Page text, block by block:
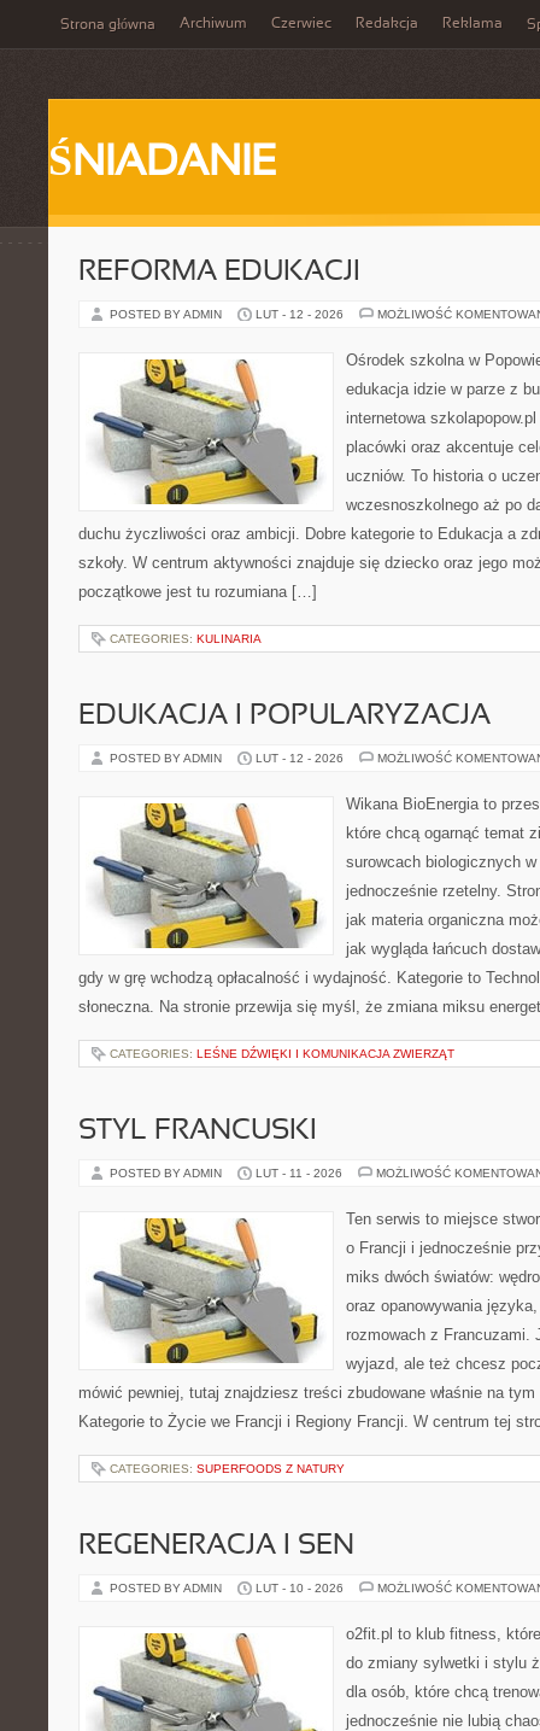
Strona główna Archiwum Czerwiec Redakcja Reklama
ŚNIADANIE
REFORMA EDUKACJI
POSTED BY ADMIN LUT - 12 - 2026 MOŻLIWOŚĆ
Ośrodek szkolna w
edukacja idzie w parze z
internetowa
placówki oraz akcentuje
uczniów. To historia o
wczesnoszkolnego aż po
duchu życzliwości oraz ambicji. Dobre kategorie to Edukacja a
szkoły. W centrum aktywności znajduje się dziecko oraz jego
początkowe jest tu rozumiana […]
CATEGORIES: KULINARIA
EDUKACJA I POPULARYZACJA
POSTED BY ADMIN LUT - 12 - 2026 MOŻLIWOŚĆ
Wikana BioEnergia to
które chcą ogarnąć temat
surowcach biologicznych
jednocześnie rzetelny.
jak materia organiczna
jak wygląda łańcuch
gdy w grę wchodzą opłacalność i wydajność. Kategorie to
słoneczna. Na stronie przewija się myśl, że zmiana miksu
CATEGORIES: LEŚNE DŹWIĘKI I KOMUNIKACJA ZWIERZĄT
STYL FRANCUSKI
POSTED BY ADMIN LUT - 11 - 2026 MOŻLIWOŚĆ
Ten serwis to miejsce
o Francji i jednocześnie
miks dwóch światów:
oraz opanowywania
rozmowach z Francuzami.
wyjazd, ale też chcesz
mówić pewniej, tutaj znajdziesz treści zbudowane właśnie na
Kategorie to Życie we Francji i Regiony Francji. W centrum tej
CATEGORIES: SUPERFOODS Z NATURY
REGENERACJA I SEN
POSTED BY ADMIN LUT - 10 - 2026 MOŻLIWOŚĆ
o2fit.pl to klub fitness,
do zmiany sylwetki i stylu
dla osób, które chcą
jednocześnie nie lubią